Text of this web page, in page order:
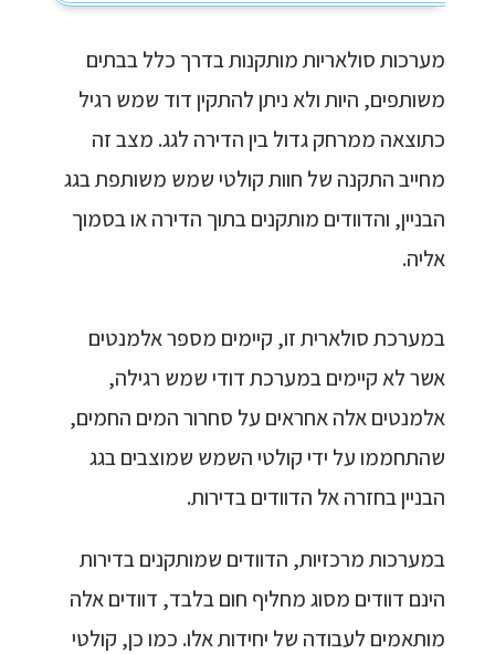
מערכות סולאריות מותקנות בדרך כלל בבתים
משותפים, היות ולא ניתן להתקין דוד שמש רגיל
כתוצאה ממרחק גדול בין הדירה לגג. מצב זה
מחייב התקנה של חוות קולטי שמש משותפת בגג
הבניין, והדוודים מותקנים בתוך הדירה או בסמוך
אליה.
במערכת סולארית זו, קיימים מספר אלמנטים
אשר לא קיימים במערכת דודי שמש רגילה,
אלמנטים אלה אחראים על סחרור המים החמים,
שהתחממו על ידי קולטי השמש שמוצבים בגג
הבניין בחזרה אל הדוודים בדירות.
במערכות מרכזיות, הדוודים שמותקנים בדירות
הינם דוודים מסוג מחליף חום בלבד, דוודים אלה
מותאמים לעבודה של יחידות אלו. כמו כן, קולטי